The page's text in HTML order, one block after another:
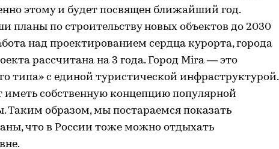
этому и будет посвящен ближайший год.
планы по строительству новых объектов до 2030
над проектированием сердца курорта, города
рассчитана на 3 года. Город Mira — это
типа» с единой туристической инфраструктурой.
иметь собственную концепцию популярной
Таким образом, мы постараемся показать
что в России тоже можно отдыхать